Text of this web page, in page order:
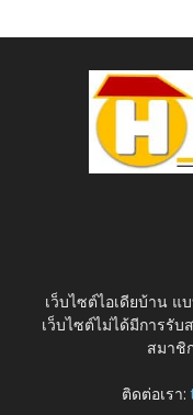
เว็บไซต์ไอเดียบ้าน
เว็บไซต์ไม่ได้มีการรับ
สมาชิ
ติดต่อเรา: